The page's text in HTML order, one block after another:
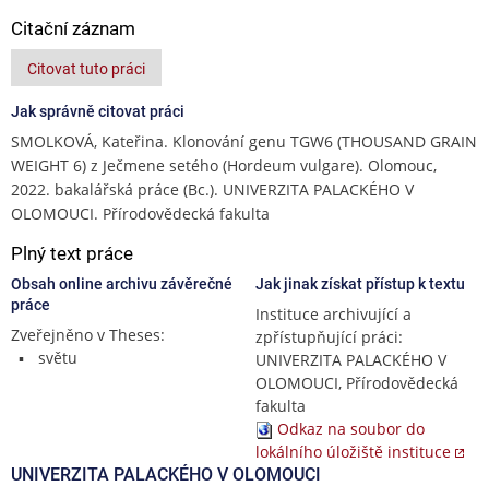
Citační záznam
Citovat tuto práci
Jak správně citovat práci
SMOLKOVÁ, Kateřina. Klonování genu TGW6 (THOUSAND GRAIN
WEIGHT 6) z Ječmene setého (Hordeum vulgare). Olomouc,
2022. bakalářská práce (Bc.). UNIVERZITA PALACKÉHO V
OLOMOUCI. Přírodovědecká fakulta
Plný text práce
Obsah online archivu závěrečné
práce
Zveřejněno v Theses:
světu
Jak jinak získat přístup k textu
Instituce archivující a
zpřístupňující práci:
UNIVERZITA PALACKÉHO V
OLOMOUCI, Přírodovědecká
fakulta
Odkaz na soubor do
lokálního úložiště instituce
UNIVERZITA PALACKÉHO V OLOMOUCI